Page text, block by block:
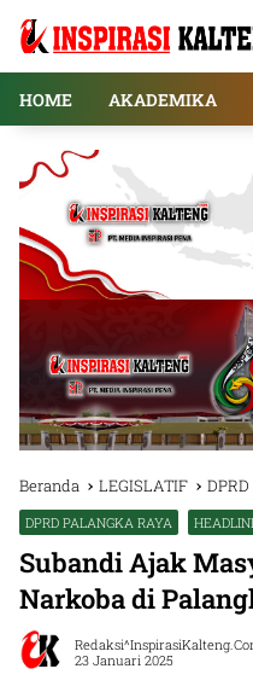
HOME
AKADEMIKA
Beranda LEGISLATIF
DPRD PALANGKA RAYA
Subandi Ajak
Narkoba di
23 Januari 2025